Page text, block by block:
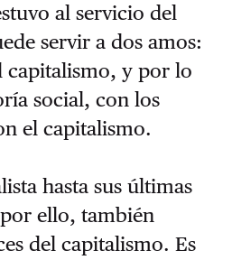
al servicio del
servir a dos amos:
capitalismo, y por lo
social, con los
el capitalismo.
hasta sus últimas
ello, también
del capitalismo. Es